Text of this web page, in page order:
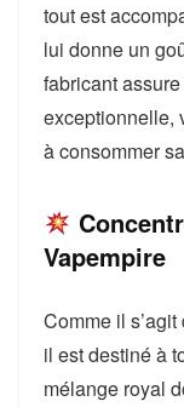
tout est
lui donne un
fabricant
exceptionnelle,
à consommer
Vapempire
Comme il
il est destiné à
mélange royal